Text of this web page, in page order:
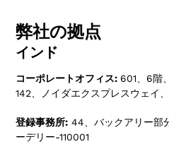
弊社の拠点
インド
コーポレートオフィス: 601、6階
142、ノイダエクスプレスウェイ
登録事務所: 44、バックアリー部
ーデリー-110001